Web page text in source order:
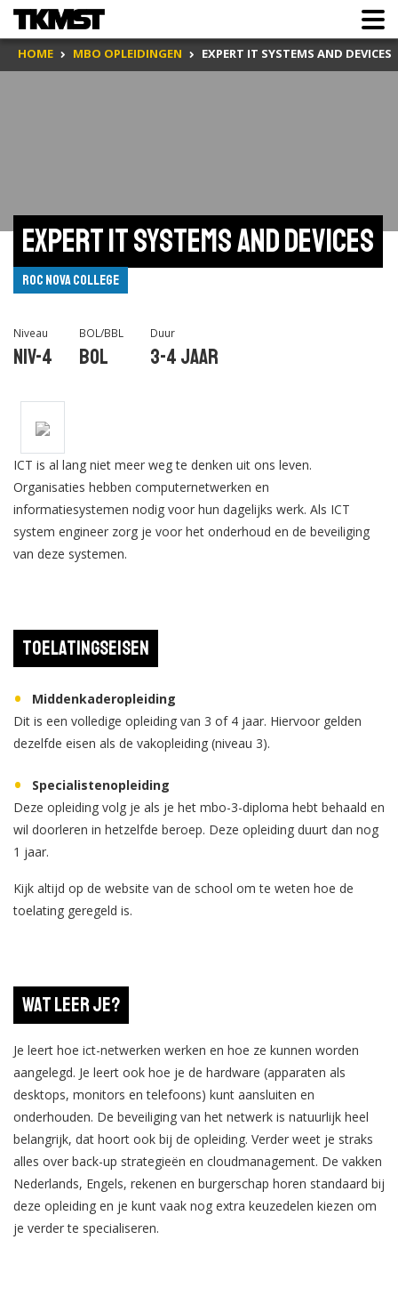
HOME MBO OPLEIDINGEN EXPERT IT SYSTEMS AND DEVICES
Expert IT systems and devices
ROC Nova College
Niveau
Niv-4
BOL/BBL
BOL
Duur
3-4 jaar
ICT is al lang niet meer weg te denken uit ons leven.
Organisaties hebben computernetwerken en
informatiesystemen nodig voor hun dagelijks werk. Als ICT
system engineer zorg je voor het onderhoud en de beveiliging
van deze systemen.
Toelatingseisen
Middenkaderopleiding
Dit is een volledige opleiding van 3 of 4 jaar. Hiervoor gelden
dezelfde eisen als de vakopleiding (niveau 3).
Specialistenopleiding
Deze opleiding volg je als je het mbo-3-diploma hebt behaald en
wil doorleren in hetzelfde beroep. Deze opleiding duurt dan nog
1 jaar.
Kijk altijd op de website van de school om te weten hoe de
toelating geregeld is.
Wat leer je?
Je leert hoe ict-netwerken werken en hoe ze kunnen worden
aangelegd. Je leert ook hoe je de hardware (apparaten als
desktops, monitors en telefoons) kunt aansluiten en
onderhouden. De beveiliging van het netwerk is natuurlijk heel
belangrijk, dat hoort ook bij de opleiding. Verder weet je straks
alles over back-up strategieën en cloudmanagement. De vakken
Nederlands, Engels, rekenen en burgerschap horen standaard bij
deze opleiding en je kunt vaak nog extra keuzedelen kiezen om
je verder te specialiseren.